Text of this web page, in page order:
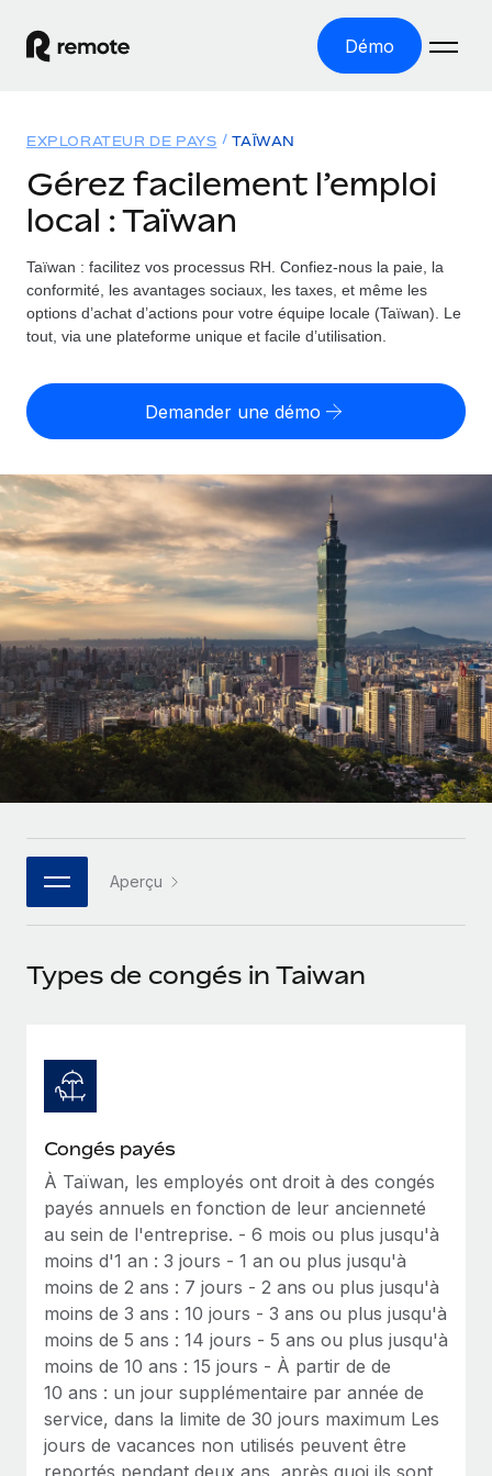
Démo
EMPLOI À L’INTERNATIONAL
Paie multipays
Gérez la paie facilement et en toute conformité
Employer of record
entités
Gestion des freelances
Intégrez et gérez vos freelances partout dans le monde
PEO
Sous-traitez les opérations complexes liées à l’emploi
INFRASTRUCTURE
Intégration Remote
Intégrez vos RH aux flux de travail en toute simplicité
Plateforme
Des fonctions RH clés intégrées pour votre équipe
Connectez n'importe quel outil d’IA à Remote grâce à
notre MCP
Rationalisez vos processus avec des outils essentiels
Demandez aux experts
Recevez des conseils d’experts sur les RH à
l’international et la conformité
Contrôles d’antécédents
Simplifiez vos processus de présélection des
candidats
Remote Watchtower
Gardez un temps d’avance sur les risques en
matière de conformité
Gestion des appareils
Achetez et suivez vos équipements informatiques
dans le monde entier
Solutions
COUVERTURE MONDIALE
Explorateur de pays
Toutes les informations sur l’emploi à l’international,
Explorateur des États-Unis (par État)
Simplifiez l’embauche à travers les différents États des
Comparer Remote
Examinez notre service par rapport aux autres
CROISSANCE
Start-ups
Des solutions agiles et internationales pour les RH et la
paie des entreprises en pleine croissance
Entreprises intermédiaires
Développez vos équipes avec des solutions RH sur
mesure
Entreprise
Les RH à l’international pour les grandes entreprises
Partenaires stratégiques de la tech
Remote Build
Conseil en intégrations et automatisations assistées par
ÉTUDES DE CAS
Ressources
OUTILS & CALCULATEURS
Évaluez le risque de requalification de contrat par pays
Calculez le coût total des employés dans n’importe quel
pays
Calculateur de paiement des freelances
Découvrez les devises disponibles et les vitesses de
paiement pour vos freelances internationaux
APPRENDRE AVEC REMOTE
Recherche et guides
Études de cas
Checklists et modèles
Descriptions de postes
Événements
Données sur les salaires et les talents
Obtenir de l’aide
Voir toutes les ressources
BLOG
Paie multipays
EOR et PEO
Gestion des freelances
Taxes
Tarification
English
Nederlands
Français
Deutsch
Español
Italiano
Português (Portugal)
日本語
한국어
Connexion
EXPLORATEUR DE PAYS TAÏWAN
Gérez facilement l’emploi
local : Taïwan
Taïwan : facilitez vos processus RH. Confiez-nous la paie, la
conformité, les avantages sociaux, les taxes, et même les
options d’achat d’actions pour votre équipe locale (Taïwan). Le
tout, via une plateforme unique et facile d’utilisation.
Demander une démo
Aperçu
Types de congés in Taiwan
Congés payés
À Taïwan, les employés ont droit à des congés
payés annuels en fonction de leur ancienneté
au sein de l'entreprise. - 6 mois ou plus jusqu'à
moins d'1 an : 3 jours - 1 an ou plus jusqu'à
moins de 2 ans : 7 jours - 2 ans ou plus jusqu'à
moins de 3 ans : 10 jours - 3 ans ou plus jusqu'à
moins de 5 ans : 14 jours - 5 ans ou plus jusqu'à
moins de 10 ans : 15 jours - À partir de de
10 ans : un jour supplémentaire par année de
service, dans la limite de 30 jours maximum Les
jours de vacances non utilisés peuvent être
reportés pendant deux ans, après quoi ils sont